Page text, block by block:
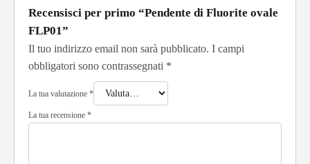
Recensisci per primo “Pendente di Fluorite ovale
FLP01”
Il tuo indirizzo email non sarà pubblicato. I campi
obbligatori sono contrassegnati *
La tua valutazione *
La tua recensione *